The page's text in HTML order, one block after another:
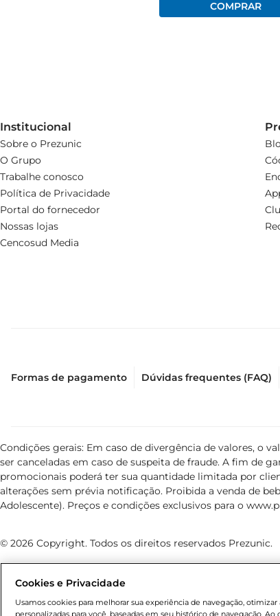
Institucional
Sobre o Prezunic
O Grupo
Trabalhe conosco
Política de Privacidade
Portal do fornecedor
Nossas lojas
Cencosud Media
Formas de pagamento Dúvidas frequentes (FAQ)
Condições gerais: Em caso de divergência de valores, o
ser canceladas em caso de suspeita de fraude. A fim de
promocionais poderá ter sua quantidade limitada por
alterações sem prévia notificação. Proibida a venda de
Adolescente). Preços e condições exclusivos para o
© 2026 Copyright. Todos os direitos reservados Prezunic.
Cookies e Privacidade
Usamos cookies para melhorar sua experiência de navegação,
personalizadas para você, baseadas em seu histórico de navegação.